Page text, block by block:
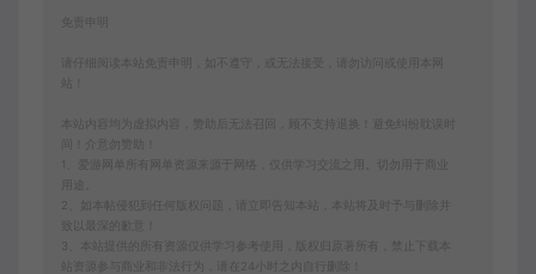
免责申明
请仔细阅读本站免责申明，如不遵守，或无法接受，请勿访问或使用本网
本站内容均为虚拟内容，赞助后无法召回，顾不支持退换！避免纠纷耽误时
间！介意勿赞助！
1、爱游网单所有网单资源来源于网络，仅供学习交流之用。切勿用于商业
2、如本帖侵犯到任何版权问题，请立即告知本站，本站将及时予与删除并
致以最深的歉意！
3、本站提供的所有资源仅供学习参考使用，版权归原著所有，禁止下载本
站资源参与商业和非法行为，请在24小时之内自行删除！